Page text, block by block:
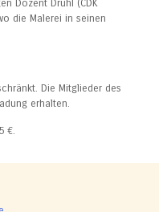
Dozent Drühl (CDK
die Malerei in seinen
Die Mitglieder des
erhalten.
€.